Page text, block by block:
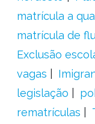
matrícula a
matrícula de
Exclusão
vagas
legislação
rematrículas